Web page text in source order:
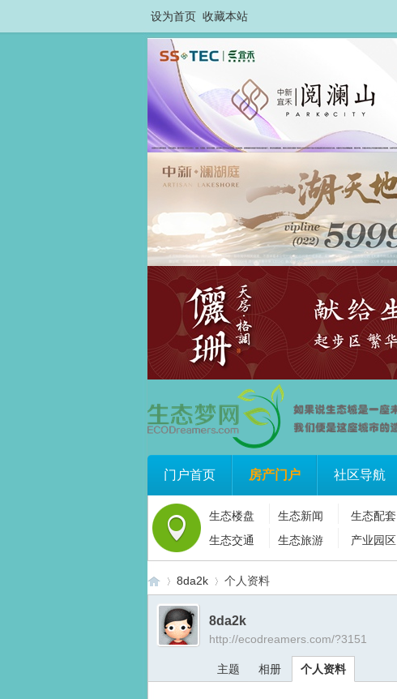
设为首页 收藏本站
门户首页 房产门户 社区导航
生态楼盘 生态新闻
生态配套
生态交通
生态旅游 产业园区
›
8da2k 个人资料
8da2k
http://ecodreamers.com/?3151
主题 相册 个人资料